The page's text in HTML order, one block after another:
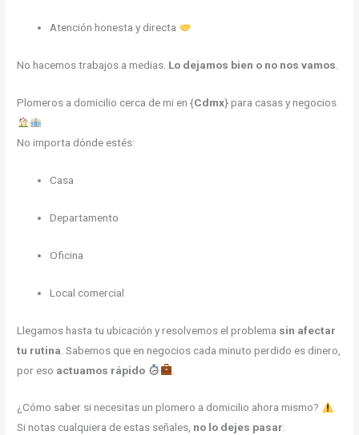
Atención honesta y directa
No hacemos trabajos a medias. Lo dejamos bien o no nos vamos.
Plomeros a domicilio cerca de mi en {Cdmx} para casas y negocios
No importa dónde estés:
Casa
Departamento
Oficina
Local comercial
Llegamos hasta tu ubicación y resolvemos el problema sin afectar
tu rutina . Sabemos que en negocios cada minuto perdido es dinero,
por eso actuamos rápido
¿Cómo saber si necesitas un plomero a domicilio ahora mismo?
Si notas cualquiera de estas señales, no lo dejes pasar: